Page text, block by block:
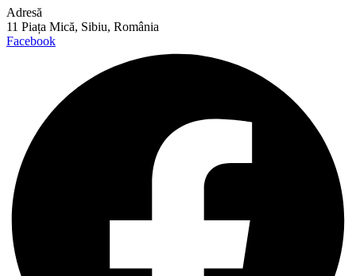
Adresă
11 Piața Mică, Sibiu, România
Facebook